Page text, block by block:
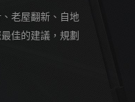
老屋翻新、自地
佳的建議，規劃